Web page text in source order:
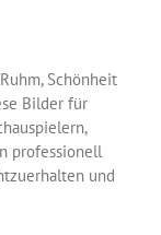
Schönheit
Bilder für
professionell
und